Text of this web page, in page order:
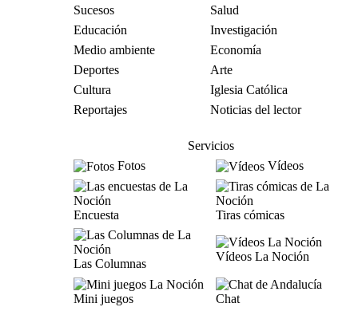
Sucesos
Salud
Educación
Investigación
Medio ambiente
Economía
Deportes
Arte
Cultura
Iglesia Católica
Reportajes
Noticias del lector
Servicios
Fotos
Vídeos
Encuesta Tiras cómicas
Las Columnas
Vídeos La Noción
Mini juegos
Chat